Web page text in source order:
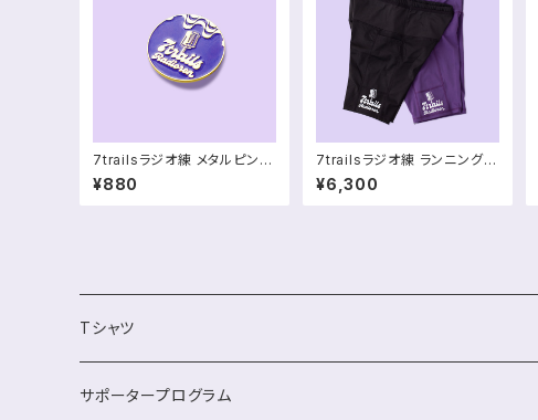
7trailsラジオ練 メタルピンバ
ッジ
¥880
7trailsラジオ練 ランニングタ
イツ
¥6,300
Tシャツ
サポータープログラム